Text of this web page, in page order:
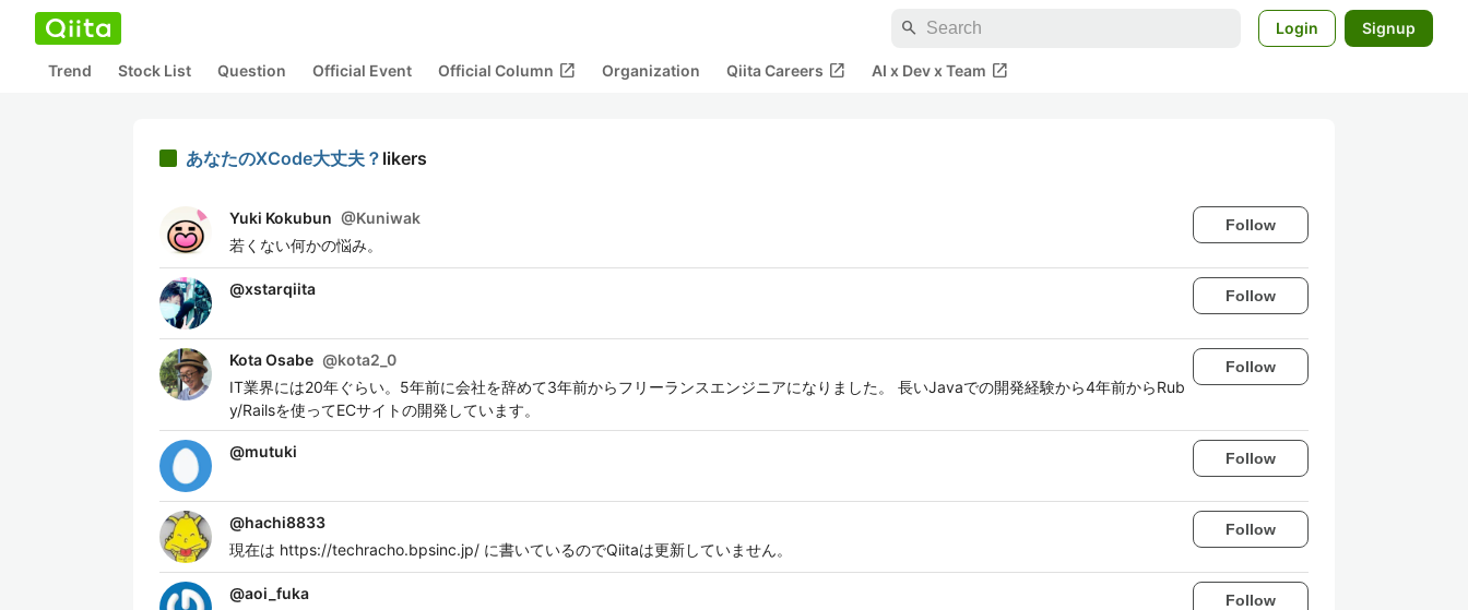
search Login Signup
Trend Stock List Question Official Event Official Column open_in_new Organization Qiita Careers open_in_new AI x Dev x Team open_in_new
あなたのXCode大丈夫？ likers
Yuki Kokubun @Kuniwak
若くない何かの悩み。
Follow
@xstarqiita Follow
Kota Osabe @kota2_0
IT業界には20年ぐらい。5年前に会社を辞めて3年前からフリーランスエンジニアになりました。 長いJavaでの開発経験から4年前からRub
y/Railsを使ってECサイトの開発しています。
Follow
@mutuki Follow
@hachi8833
現在は https://techracho.bpsinc.jp/ に書いているのでQiitaは更新していません。
Follow
@aoi_fuka Follow